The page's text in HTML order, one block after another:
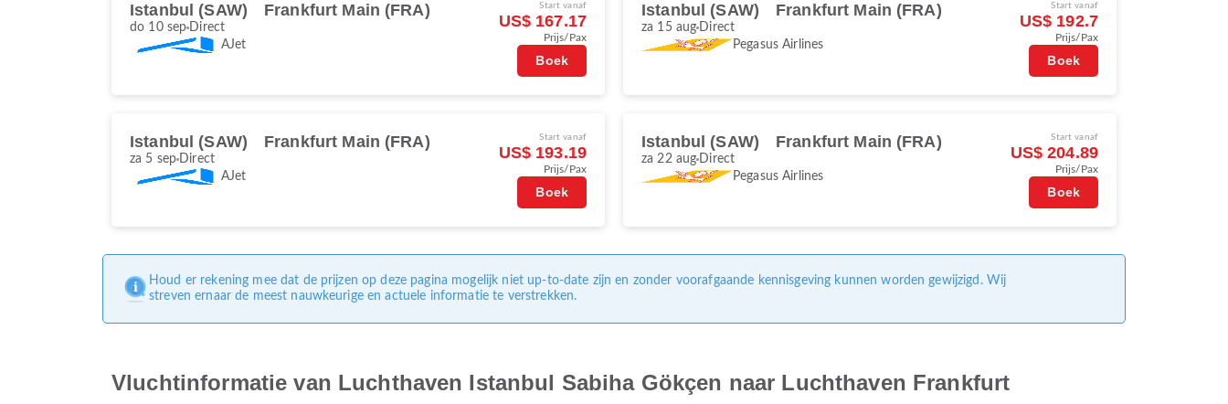
Istanbul (SAW) Frankfurt Main (FRA)
do 10 sep Direct
AJet
Start vanaf
US$ 167.17
Prijs/Pax
Boek
Istanbul (SAW) Frankfurt Main (FRA)
za 15 aug Direct
Pegasus Airlines
Start vanaf
US$ 192.7
Prijs/Pax
Boek
Istanbul (SAW) Frankfurt Main (FRA)
za 5 sep Direct
AJet
Start vanaf
US$ 193.19
Prijs/Pax
Boek
Istanbul (SAW) Frankfurt Main (FRA)
za 22 aug Direct
Pegasus Airlines
Start vanaf
US$ 204.89
Prijs/Pax
Boek
Houd er rekening mee dat de prijzen op deze pagina mogelijk niet up-to-date zijn en zonder voorafgaande kennisgeving kunnen worden gewijzigd. Wij
streven ernaar de meest nauwkeurige en actuele informatie te verstrekken.
Vluchtinformatie van Luchthaven Istanbul Sabiha Gökçen naar Luchthaven Frankfurt